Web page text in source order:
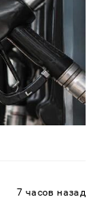
7 часов назад